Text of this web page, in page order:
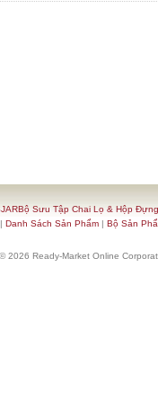
Sưu Tập Chai Lọ & Hộp
| Danh Sách Sản Phẩm| Bộ Sản
2026 Ready-Market Online